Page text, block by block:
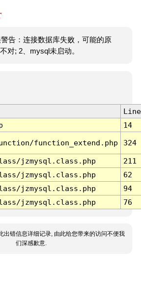
告：连接数据库失败，可能的原
对; 2、mysql未启动。
Line
14
function_extend.php 324
jzmysql.class.php
211
jzmysql.class.php
62
jzmysql.class.php
94
jzmysql.class.php 76
出错信息详细记录, 由此给您带来的访问不便我
们深感歉意.